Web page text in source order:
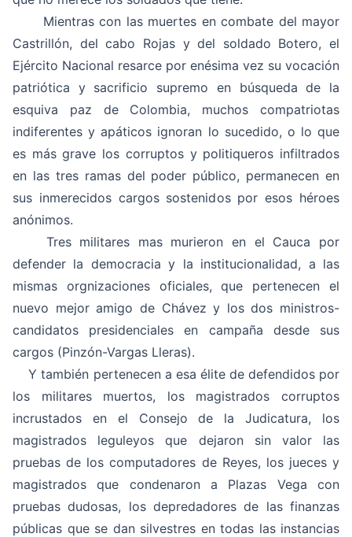
Mientras con las muertes en combate del mayor
Castrillón, del cabo Rojas y del soldado Botero, el
Ejército Nacional resarce por enésima vez su vocación
patriótica y sacrificio supremo en búsqueda de la
esquiva paz de Colombia, muchos compatriotas
indiferentes y apáticos ignoran lo sucedido, o lo que
es más grave los corruptos y politiqueros infiltrados
en las tres ramas del poder público, permanecen en
sus inmerecidos cargos sostenidos por esos héroes
anónimos.
Tres militares mas murieron en el Cauca por
defender la democracia y la institucionalidad, a las
mismas orgnizaciones oficiales, que pertenecen el
nuevo mejor amigo de Chávez y los dos ministros-
candidatos presidenciales en campaña desde sus
cargos (Pinzón-Vargas Lleras).
Y también pertenecen a esa élite de defendidos por
los militares muertos, los magistrados corruptos
incrustados en el Consejo de la Judicatura, los
magistrados leguleyos que dejaron sin valor las
pruebas de los computadores de Reyes, los jueces y
magistrados que condenaron a Plazas Vega con
pruebas dudosas, los depredadores de las finanzas
públicas que se dan silvestres en todas las instancias